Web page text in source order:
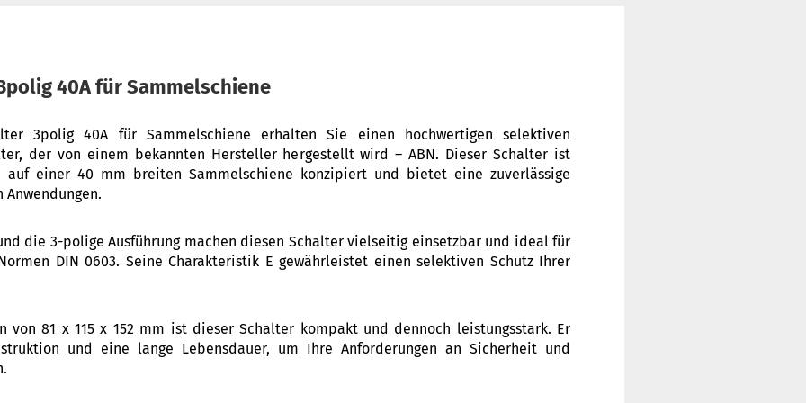
40A für Sammelschiene
3polig 40A für Sammelschiene erhalten Sie einen hochwertigen selektiven
der von einem bekannten Hersteller hergestellt wird – ABN. Dieser Schalter ist
einer 40 mm breiten Sammelschiene konzipiert und bietet eine zuverlässige
die 3-polige Ausführung machen diesen Schalter vielseitig einsetzbar und ideal für
DIN 0603. Seine Charakteristik E gewährleistet einen selektiven Schutz Ihrer
von 81 x 115 x 152 mm ist dieser Schalter kompakt und dennoch leistungsstark. Er
und eine lange Lebensdauer, um Ihre Anforderungen an Sicherheit und